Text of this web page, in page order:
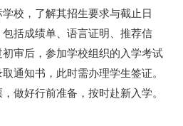
校，了解其招生要求与截止日
括成绩单、语言证明、推荐信
审后，参加学校组织的入学考试
通知书，此时需办理学生签证。
做好行前准备，按时赴新入学。